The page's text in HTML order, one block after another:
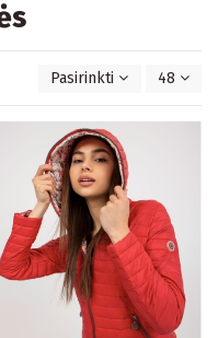
Pasirinkti 48